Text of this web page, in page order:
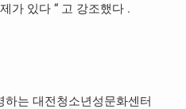
가 있다 “고 강조했다 .
하는 대전청소년성문화센터